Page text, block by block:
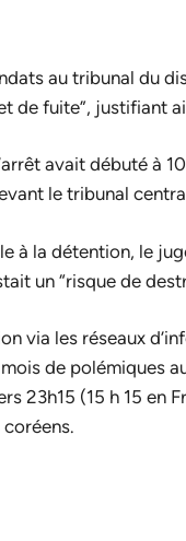
au tribunal du
de fuite”, justifiant
avait débuté à
le tribunal
à la détention, le
un “risque de
via les réseaux
de polémiques
23h15 (15 h 15 en